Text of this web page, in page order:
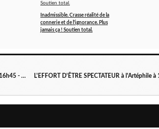
Inadmissible. Crasse réalité de la
connerie et de l'ignorance. Plus
jamais ça ! Soutien total.
UN PICASSO au théâtre du Chêne Noir à 16h45 - OFF 2019